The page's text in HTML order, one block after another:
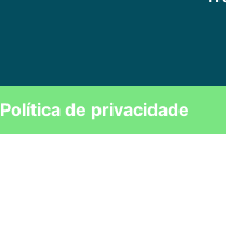
Política de privacidade